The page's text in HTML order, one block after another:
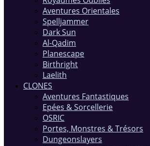
Aventures Orientales
Spelljammer
Dark Sun
Al-Qadim
Planescape
Birthright
Laelith
CLONES
Aventures Fantastiques
Epées & Sorcellerie
OSRIC
Portes, Monstres & Trésors
Dungeonslayers